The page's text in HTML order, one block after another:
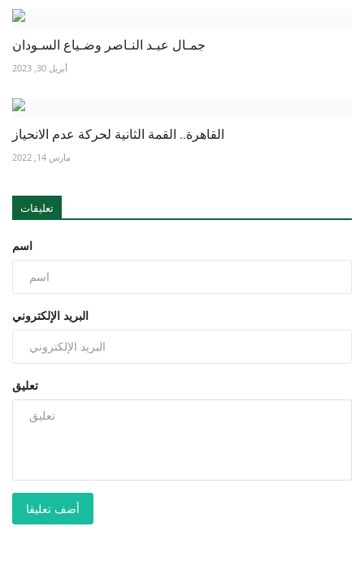
جمـال عبـد النـاصر وضـياع السـودان
أبريل 30, 2023
القاهرة.. القمة الثانية لحركة عدم الانحياز
مارس 14, 2022
تعليقات
اسم
البريد الإلكتروني
تعليق
أضف تعليقا